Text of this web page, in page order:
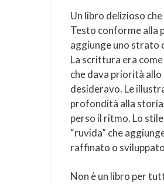
Un libro delizioso
Testo conforme alla
aggiunge uno strato
La scrittura era
che dava priorità
desideravo. Le
profondità alla
perso il ritmo. Lo
“ruvida” che
raffinato o
Non è un libro per